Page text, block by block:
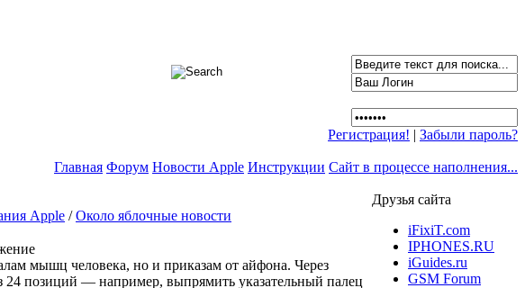
Регистрация! | Забыли пароль?
Главная Форум Новости Apple Инструкции Сайт в процессе наполнения...
Apple /Около яблочные новости
мышц человека, но и приказам от айфона. Через
24 позиций — например, выпрямить указательный палец
Друзья сайта
iFixiT.com
IPHONES.RU
iGuides.ru
GSM Forum